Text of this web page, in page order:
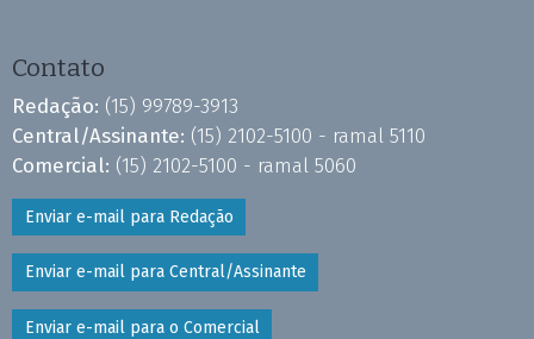
Contato
Redação: (15) 99789-3913
Central/Assinante: (15) 2102-5100 - ramal 5110
Comercial: (15) 2102-5100 - ramal 5060
Enviar e-mail para Redação
Enviar e-mail para Central/Assinante
Enviar e-mail para o Comercial